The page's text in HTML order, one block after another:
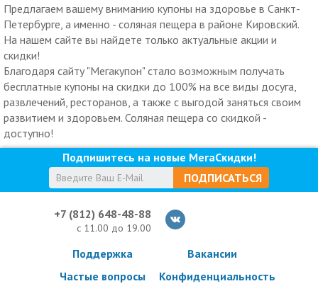
Предлагаем вашему вниманию купоны на здоровье в Санкт-
Петербурге, а именно - соляная пещера в районе Кировский.
На нашем сайте вы найдете только актуальные акции и
скидки!
Благодаря сайту "Мегакупон" стало возможным получать
бесплатные купоны на скидки до 100% на все виды досуга,
развлечений, ресторанов, а также с выгодой заняться своим
развитием и здоровьем. Соляная пещера со скидкой -
доступно!
Подпишитесь на новые МегаСкидки!
ПОДПИСАТЬСЯ
+7 (812) 648-48-88
с 11.00 до 19.00
Поддержка
Частые вопросы
Вакансии
Конфиденциальность